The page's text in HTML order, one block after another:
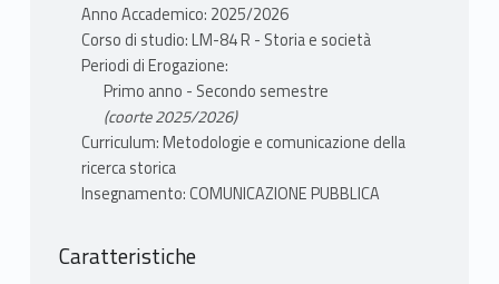
di comunicazione globali. La prima parte
prevede in prevalenza lezioni frontali con il
supporto di presentazioni in Power Point.
La seconda parte del corso approfondisce il
rapporto tra comunicazione pubblica e media,
quest’ultimi visti come spazi di negoziazione
tra la società civile e le istituzioni, in cui si
pubblica. In particolar modo, sarà affrontato
Anno Accademico: 2025/2026
Corso di studio: LM-84 R - Storia e società
Periodi di Erogazione:
Primo anno - Secondo semestre
(coorte 2025/2026)
Curriculum: Metodologie e comunicazione della
ricerca storica
Insegnamento: COMUNICAZIONE PUBBLICA
Caratteristiche